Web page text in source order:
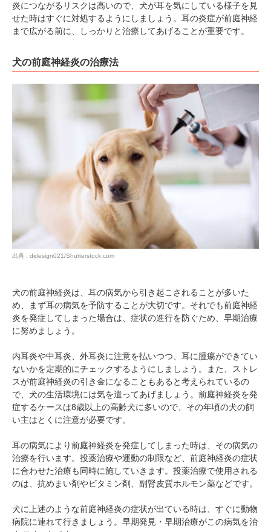
炎につながるリスクは高いので、犬が耳を気にしている様子を見
せた時はすぐに対処するようにしましょう。耳の炎症が前庭神経
まで広がる前に、しっかりと治療してあげることが重要です。
犬の前庭神経炎の治療法
出典 : didesign021/Shutterstock.com
犬の前庭神経炎は、耳の病気から引き起こされることが多いた
め、まず耳の病気を予防することが大切です。それでも前庭神経
炎を発症してしまった場合は、症状の進行を防ぐため、早期治療
に努めましょう。
内耳炎や中耳炎、外耳炎に注意を払いつつ、耳に腫瘍ができてい
ないかを定期的にチェックするようにしましょう。また、ストレ
スが前庭神経炎の引き金になることもあると考えられているの
で、犬の生活環境には気を遣ってあげましょう。前庭神経炎を発
症するケースは8歳以上の高齢犬に多いので、その年頃の犬の飼
い主はとくに注意が必要です。
耳の病気により前庭神経炎を発症してしまった時は、その病気の
治療を行います。投薬治療や運動の制限など、前庭神経炎の症状
に合わせた治療も同時に施していきます。投薬治療で使用される
のは、抗めまい剤やビタミン剤、副腎皮質ホルモン薬などです。
犬に上述のような前庭神経炎の症状が出ている時は、すぐに動物
病院に連れて行きましょう。早期発見・早期治療がこの病気を治
閉じる
pecodogs
いぬ部をフォロー
pecocats
ねこ部をフォロー
アプリで開く
アプリをダウンロードする